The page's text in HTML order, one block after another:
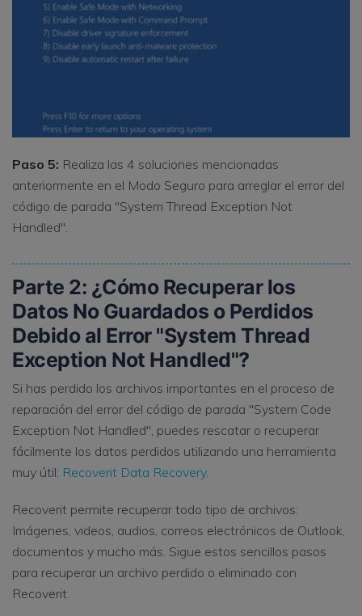
Paso 5: Realiza las 4 soluciones mencionadas
anteriormente en el Modo Seguro para arreglar el error del
código de parada "System Thread Exception Not
Handled".
Parte 2: ¿Cómo Recuperar los
Datos No Guardados o Perdidos
Debido al Error "System Thread
Exception Not Handled"?
Si has perdido los archivos importantes en el proceso de
reparación del error del código de parada "System Code
Exception Not Handled", puedes rescatar o recuperar
fácilmente los datos perdidos utilizando una herramienta
muy útil: Recoverit Data Recovery.
Recoverit permite recuperar todo tipo de archivos:
Imágenes, videos, audios, correos electrónicos de Outlook,
documentos y mucho más. Sigue estos sencillos pasos
para recuperar un archivo perdido o eliminado con
Recoverit.